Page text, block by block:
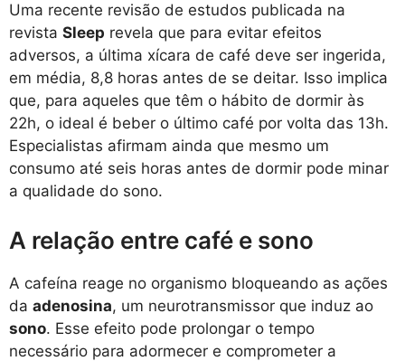
Uma recente revisão de estudos publicada na
revista Sleep revela que para evitar efeitos
adversos, a última xícara de café deve ser ingerida,
em média, 8,8 horas antes de se deitar. Isso implica
que, para aqueles que têm o hábito de dormir às
22h, o ideal é beber o último café por volta das 13h.
Especialistas afirmam ainda que mesmo um
consumo até seis horas antes de dormir pode minar
a qualidade do sono.
A relação entre café e sono
A cafeína reage no organismo bloqueando as ações
da adenosina, um neurotransmissor que induz ao
sono. Esse efeito pode prolongar o tempo
necessário para adormecer e comprometer a